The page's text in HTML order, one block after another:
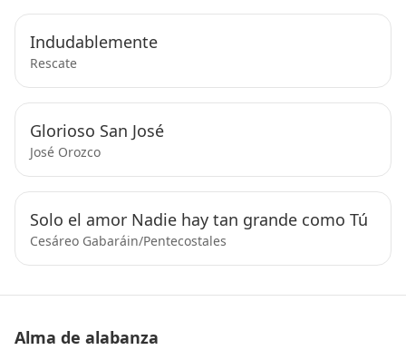
Indudablemente
Rescate
Glorioso San José
José Orozco
Solo el amor Nadie hay tan grande como Tú
Cesáreo Gabaráin/Pentecostales
Alma de alabanza